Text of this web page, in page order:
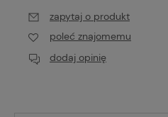
zapytaj o produkt
poleć znajomemu
dodaj opinię